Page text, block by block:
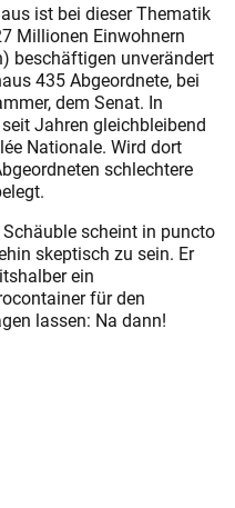
ist bei dieser Thematik
Millionen Einwohnern
beschäftigen unverändert
435 Abgeordnete, bei
dem Senat. In
Jahren gleichbleibend
Nationale. Wird dort
schlechtere
scheint in puncto
skeptisch zu sein. Er
ein
für den
lassen: Na dann!